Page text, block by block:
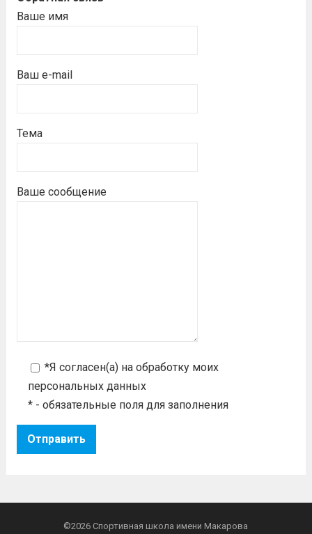
Ваше имя
Ваш e-mail
Тема
Ваше сообщение
*Я согласен(а) на обработку моих
персональных данных
* - обязательные поля для заполнения
©2026 Спортивная школа имени Макарова